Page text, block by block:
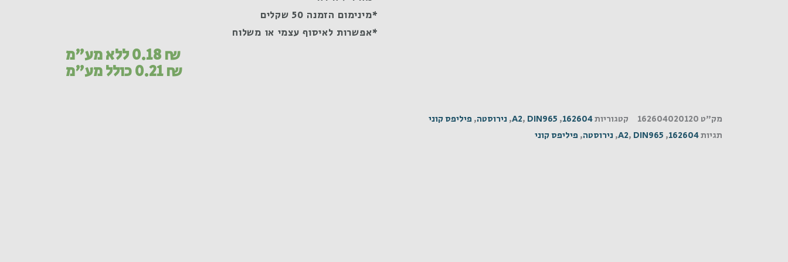
*מינימום הזמנה 50 שקלים
*אפשרות לאיסוף עצמי או משלוח
0.18₪ ללא מע"מ
0.21₪ כולל מע"מ
מק"ט 162604020120 קטגוריות162604
,
A2, DIN965
, נירוסטה, פיליפס קוני
תגיות162604
,
A2, DIN965
, נירוסטה, פיליפס קוני